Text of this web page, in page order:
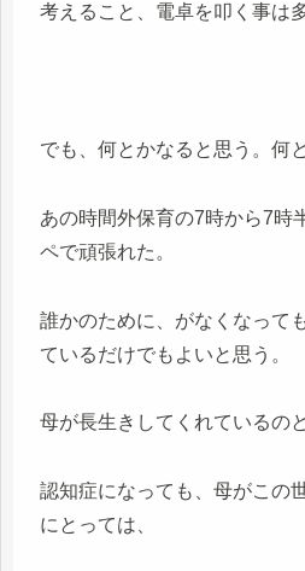
考えること、電卓を叩く事は
でも、何とかなると思う。何
あの時間外保育の7時から7時
ペで頑張れた。
誰かのために、がなくなって
ているだけでもよいと思う。
母が長生きしてくれているの
認知症になっても、母がこの
にとっては、